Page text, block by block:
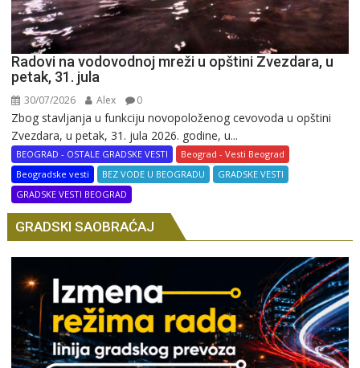
Radovi na vodovodnoj mreži u opštini Zvezdara, u
petak, 31. jula
30/07/2026 Alex 0
Zbog stavljanja u funkciju novopoloženog cevovoda u opštini
Zvezdara, u petak, 31. jula 2026. godine, u...
BEOGRAD - OSTALE GRADSKE VESTI
Beograd - Vesti Beograd
Beogradske vesti
BEZ VODE U BEOGRADU
GRADSKE VESTI
GRADSKE VESTI BEOGRAD
GRADSKI SAOBRAĆAJ